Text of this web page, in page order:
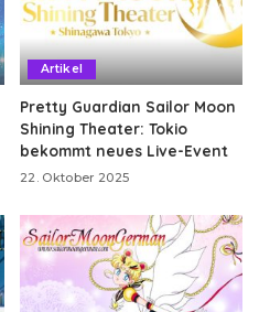
Artikel
Pretty Guardian Sailor Moon
Shining Theater: Tokio
bekommt neues Live-Event
22. Oktober 2025